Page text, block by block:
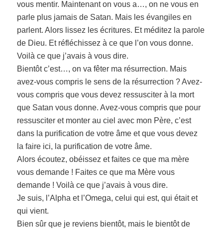
vous mentir. Maintenant on vous a…, on ne vous en
parle plus jamais de Satan. Mais les évangiles en
parlent. Alors lissez les écritures. Et méditez la parole
de Dieu. Et réfléchissez à ce que l’on vous donne.
Voilà ce que j’avais à vous dire.
Bientôt c’est…, on va fêter ma résurrection. Mais
avez-vous compris le sens de la résurrection ? Avez-
vous compris que vous devez ressusciter à la mort
que Satan vous donne. Avez-vous compris que pour
ressusciter et monter au ciel avec mon Père, c’est
dans la purification de votre âme et que vous devez
la faire ici, la purification de votre âme.
Alors écoutez, obéissez et faites ce que ma mère
vous demande ! Faites ce que ma Mère vous
demande ! Voilà ce que j’avais à vous dire.
Je suis, l’Alpha et l’Omega, celui qui est, qui était et
qui vient.
Bien sûr que je reviens bientôt, mais le bientôt de